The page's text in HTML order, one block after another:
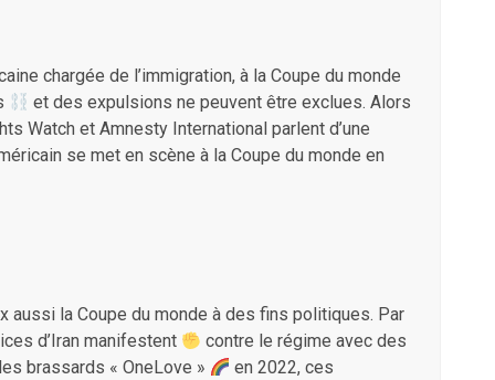
chargée de l’immigration, à la Coupe du monde
et des expulsions ne peuvent être exclues. Alors
Watch et Amnesty International parlent d’une
se met en scène à la Coupe du monde en
la Coupe du monde à des fins politiques. Par
d’Iran manifestent
contre le régime avec des
brassards « OneLove »
en 2022, ces